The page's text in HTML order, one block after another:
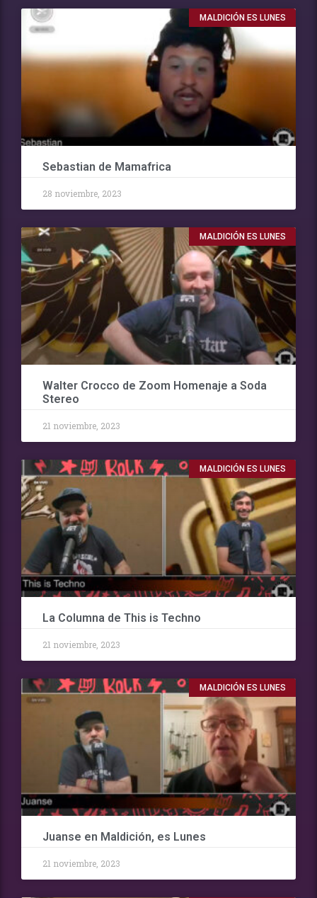
MALDICIÓN ES LUNES
Sebastian de Mamafrica
28 noviembre, 2023
MALDICIÓN ES LUNES
Walter Crocco de Zoom Homenaje a Soda
Stereo
21 noviembre, 2023
MALDICIÓN ES LUNES
La Columna de This is Techno
21 noviembre, 2023
MALDICIÓN ES LUNES
Juanse en Maldición, es Lunes
21 noviembre, 2023